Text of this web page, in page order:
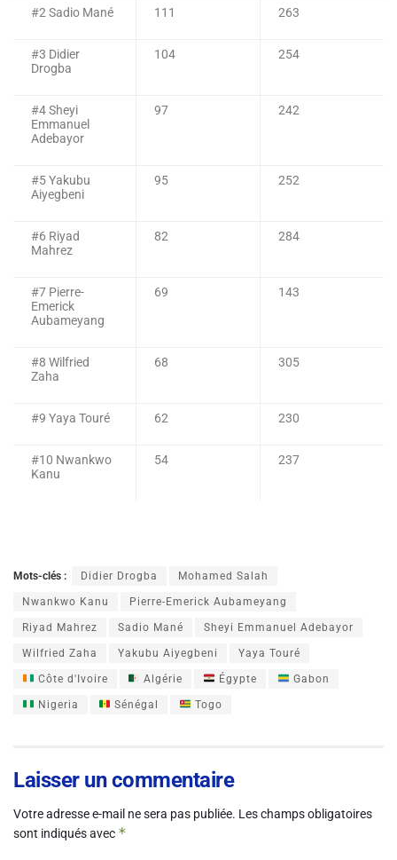
#2 Sadio Mané 111 263
#3 Didier
Drogba
104 254
#4 Sheyi
Emmanuel
Adebayor
97 242
#5 Yakubu
Aiyegbeni
95 252
#6 Riyad
Mahrez
82 284
#7 Pierre-
Emerick
Aubameyang
69 143
#8 Wilfried
Zaha
68 305
#9 Yaya Touré 62 230
#10 Nwankwo
Kanu
54 237
Mots-clés : Didier Drogba Mohamed Salah
Nwankwo Kanu Pierre-Emerick Aubameyang
Riyad Mahrez Sadio Mané Sheyi Emmanuel Adebayor
Wilfried Zaha Yakubu Aiyegbeni Yaya Touré
Côte d'Ivoire Algérie Égypte Gabon
Nigeria Sénégal Togo
Laisser un commentaire
Votre adresse e-mail ne sera pas publiée. Les champs obligatoires
sont indiqués avec *